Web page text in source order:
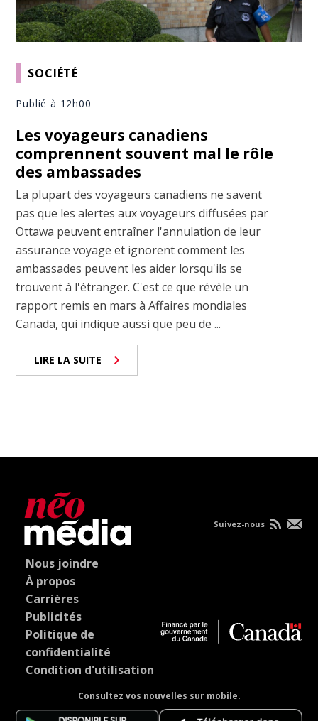
SOCIÉTÉ
Publié à 12h00
Les voyageurs canadiens
comprennent souvent mal le rôle
des ambassades
La plupart des voyageurs canadiens ne savent
pas que les alertes aux voyageurs diffusées par
Ottawa peuvent entraîner l'annulation de leur
assurance voyage et ignorent comment les
ambassades peuvent les aider lorsqu'ils se
trouvent à l'étranger. C'est ce que révèle un
rapport remis en mars à Affaires mondiales
Canada, qui indique aussi que peu de ...
LIRE LA SUITE
Nous joindre
À propos
Carrières
Publicités
Politique de
confidentialité
Condition d'utilisation
Consultez vos nouvelles sur mobile.
Suivez-nous